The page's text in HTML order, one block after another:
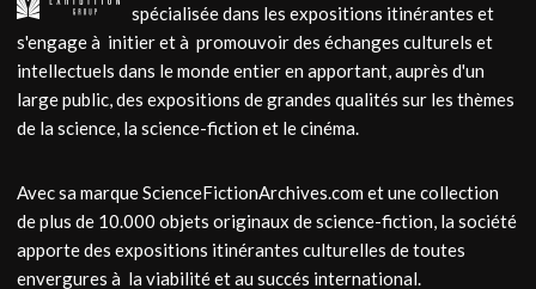
spécialisée dans les expositions itinérantes et
s'engage à initier et à promouvoir des échanges culturels et
intellectuels dans le monde entier en apportant, auprès d'un
large public, des expositions de grandes qualités sur les thèmes
de la science, la science-fiction et le cinéma.
Avec sa marque ScienceFictionArchives.com et une collection
de plus de 10.000 objets originaux de science-fiction, la société
apporte des expositions itinérantes culturelles de toutes
envergures à la viabilité et au succés international.